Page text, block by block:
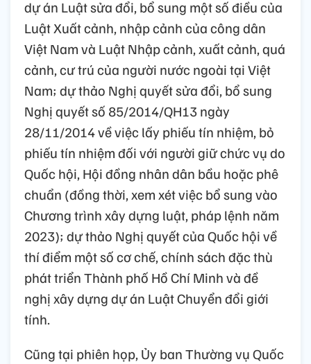
dự án Luật sửa đổi, bổ sung một số điều của
Luật Xuất cảnh, nhập cảnh của công dân
Việt Nam và Luật Nhập cảnh, xuất cảnh, quá
cảnh, cư trú của người nước ngoài tại Việt
Nam; dự thảo Nghị quyết sửa đổi, bổ sung
Nghị quyết số 85/2014/QH13 ngày
28/11/2014 về việc lấy phiếu tín nhiệm, bỏ
phiếu tín nhiệm đối với người giữ chức vụ do
Quốc hội, Hội đồng nhân dân bầu hoặc phê
chuẩn (đồng thời, xem xét việc bổ sung vào
Chương trình xây dựng luật, pháp lệnh năm
2023); dự thảo Nghị quyết của Quốc hội về
thí điểm một số cơ chế, chính sách đặc thù
phát triển Thành phố Hồ Chí Minh và đề
nghị xây dựng dự án Luật Chuyển đổi giới
tính.
Cũng tại phiên họp, Ủy ban Thường vụ Quốc